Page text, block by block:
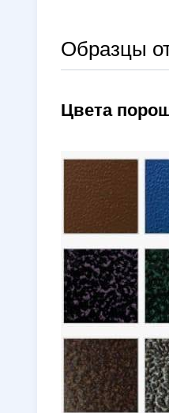
Образцы
Цвета